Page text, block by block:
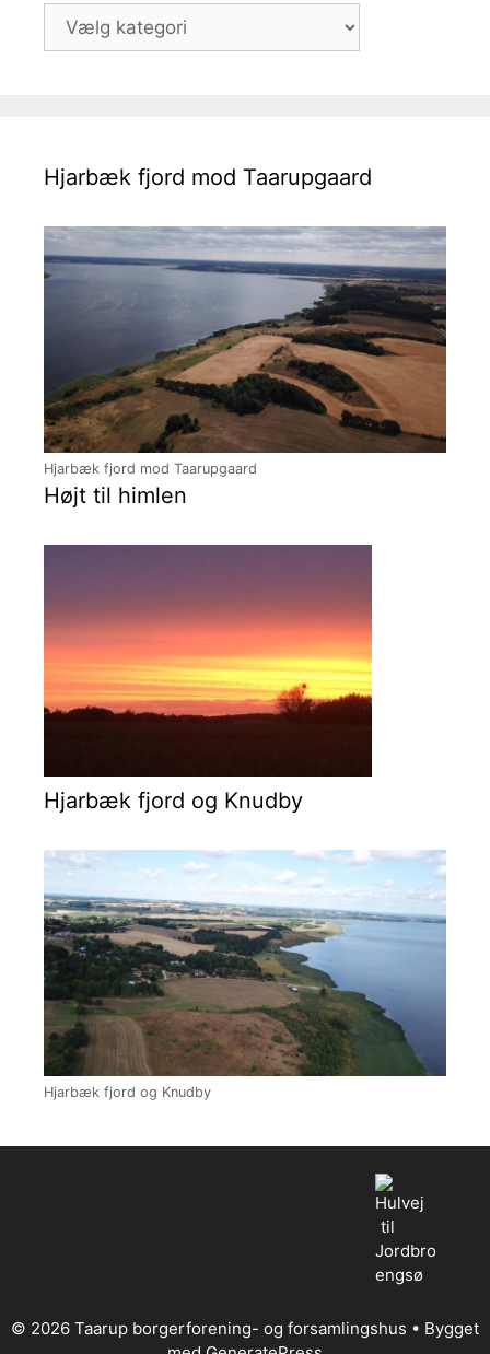
Kategorier
Hjarbæk fjord mod Taarupgaard
Hjarbæk fjord mod Taarupgaard
Højt til himlen
Hjarbæk fjord og Knudby
Hjarbæk fjord og Knudby
© 2026 Taarup borgerforening- og forsamlingshus • Bygget